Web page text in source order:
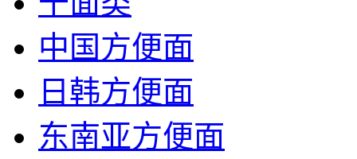
中国方便面
日韩方便面
东南亚方便面